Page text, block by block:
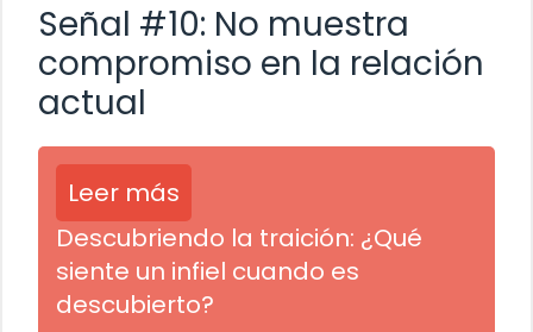
Señal #10: No muestra
compromiso en la relación
actual
Leer más
Descubriendo la traición: ¿Qué
siente un infiel cuando es
descubierto?